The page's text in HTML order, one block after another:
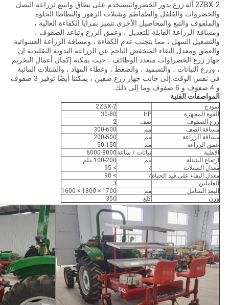
2ZBX-2 آلة زرع بذور الخضروات
يستخدم على نطاق واسع لزراعة البصل
والخضروات والفلفل والطماطم وشتلات الزهور والبطاطا الحلوة
والملفوف والتبغ والمحاصيل الأخرى.تتميز بمزايا الكفاءة العالية ،
ومسافة الزراعة القابلة للتعديل ، وعمق الزرع وتباعد الصفوف ،
والتشغيل السهل ، مما يتجنب عدم الكفاءة ، ومسافة الزراعة العشوائية
والعمق ومعدل البقاء المنخفض الناجم عن الزراعة اليدوية التقليدية.إن
جهاز زرع الخضراوات متعدد الوظائف ، حيث يمكنه إكمال أعمال التخريم
، وزرع النباتات ، والتسميد ، والضغط ، وغطاء المهاد ، والشتلات المائية
في نفس الوقت.إلى جانب جهاز زرع صفين ، يمكننا أيضًا توفير 3 صفوف
و 4 صفوف و 6 صفوف وما إلى ذلك.
المواصفات الفنية
نموذج
2ZBX-2
القوة المجهزة
HP
30-80
زرع الصفوف
صف
2
مسافة الصف
مم
300-600
مسافة الزراعة
مم
200-500
عمق الزراعة
مم
50-150
الاهلية
نباتات / ساعة 6000-8000
ارتفاع الشتلة
مم
100-200 ملم
معدل الشتلات
٪
> 95
معدل البقاء على قيد الحياة٪
> 90
العاملين
3
البعد الشامل
مم
1700 × 1800 × 1600
وزن
كلغ 350